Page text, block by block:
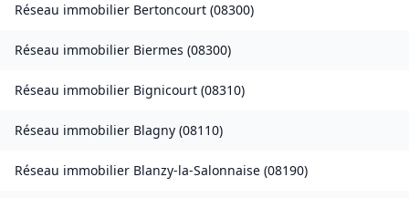
Réseau immobilier Bertoncourt (08300)
Réseau immobilier Biermes (08300)
Réseau immobilier Bignicourt (08310)
Réseau immobilier Blagny (08110)
Réseau immobilier Blanzy-la-Salonnaise (08190)